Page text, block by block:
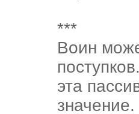
***
Воин
эта